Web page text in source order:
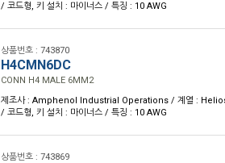
/ 코드형, 키 설치 : 마이너스 / 특징 : 10 AWG
상품번호 : 743870
H4CMN6DC
CONN H4 MALE 6MM2
제조사 : Amphenol Industrial Operations / 계열 :
/ 코드형, 키 설치 : 마이너스 / 특징 : 10 AWG
상품번호 : 743869